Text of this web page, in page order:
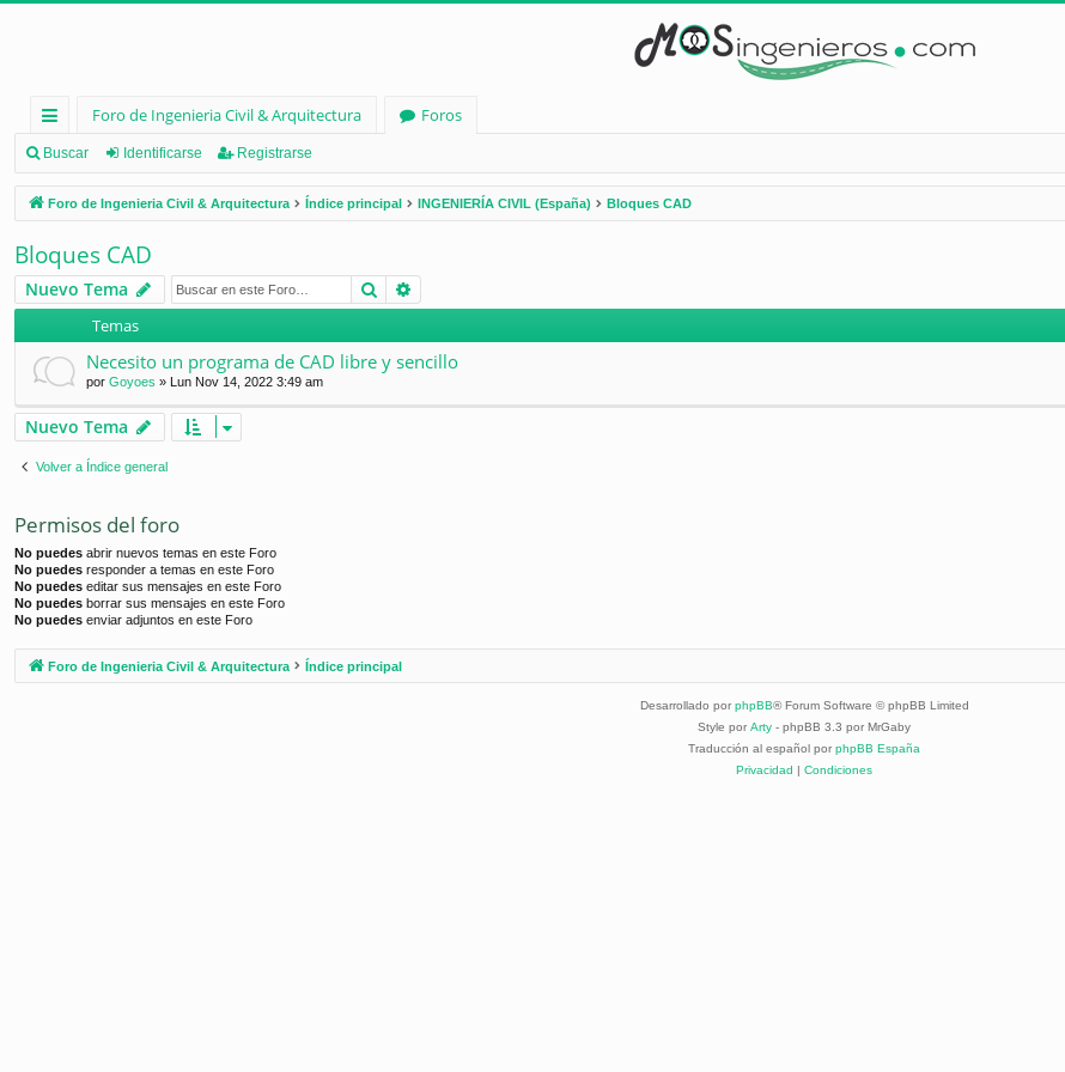
nl
ac
es
rá
pi
d
os
Foro de Ingenieria Civil & Arquitectura
Foros
Buscar Identificarse Registrarse
Foro de Ingenieria Civil & Arquitectura Índice principal INGENIERÍA CIVIL (España) Bloques CAD
Bloques CAD
Nuevo Tema Buscar
Temas
Necesito un programa de CAD libre y sencillo
por Goyoes » Lun Nov 14, 2022 3:49 am
Nuevo Tema
Volver a Índice general
Permisos del foro
No puedes abrir nuevos temas en este Foro
No puedes responder a temas en este Foro
No puedes editar sus mensajes en este Foro
No puedes borrar sus mensajes en este Foro
No puedes enviar adjuntos en este Foro
Foro de Ingenieria Civil & Arquitectura Índice principal
Desarrollado por phpBB® Forum Software © phpBB Limited
Style por Arty - phpBB 3.3 por MrGaby
Traducción al español por phpBB España
Privacidad | Condiciones